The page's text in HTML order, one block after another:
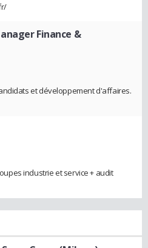
Finance &
et développement d'affaires.
industrie et service + audit